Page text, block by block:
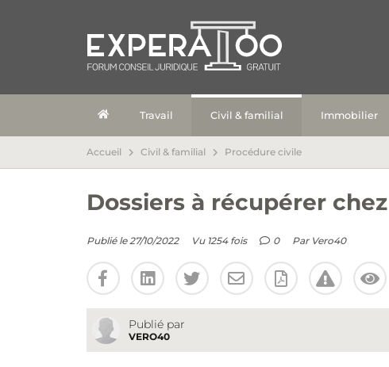
Travail Civil & familial Immobilier
Accueil Civil & familial Procédure civile
Dossiers à récupérer
Publié le 27/10/2022 Vu 1254 fois 0 Par Vero40
Publié par
VERO40